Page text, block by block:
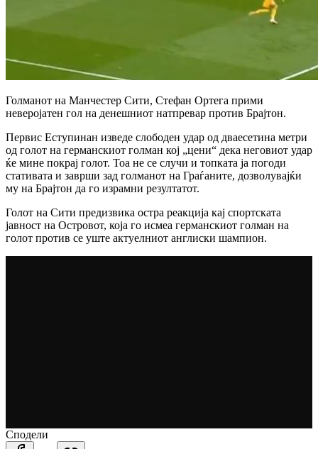
Голманот на Манчестер Сити, Стефан Ортега прими
неверојатен гол на денешниот натпревар против Брајтон.
Первис Еступинан изведе слободен удар од дваесетина метри
од голот на германскиот голман кој „цени“ дека неговиот удар
ќе мине покрај голот. Тоа не се случи и топката ја погоди
стативата и заврши зад голманот на Граѓаните, дозволувајќи
му на Брајтон да го израмни резултатот.
Голот на Сити предизвика остра реакција кај спортската
јавност на Островот, која го исмеа германскиот голман на
голот против се уште актуелниот англиски шампион.
Сподели